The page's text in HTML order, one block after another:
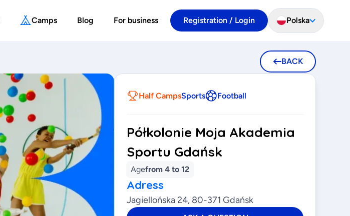
Camps Blog For business Registration / Login Polska
BACK
Half CampsSports Football
Półkolonie Moja Akademia
Sportu Gdańsk
Agefrom 4 to 12
Adress
Jagiellońska 24, 80-371 Gdańsk